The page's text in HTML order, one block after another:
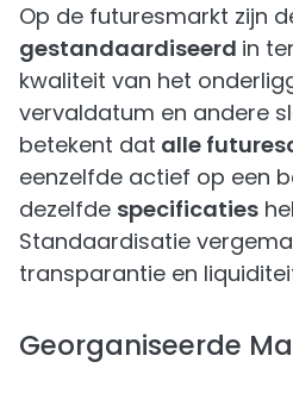
Op de futuresmarkt zijn
gestandaardiseerd in
kwaliteit van het
vervaldatum en andere
betekent dat alle
eenzelfde actief op een
dezelfde specificaties
Standaardisatie
transparantie en
Georganiseerde